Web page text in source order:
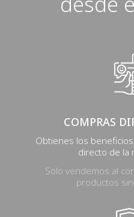
COMPRAS
Obtienes los
directo de la
Solo vendemos al
productos